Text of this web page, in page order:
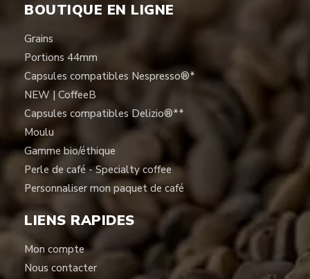
BOUTIQUE EN LIGNE
Grains
Portions 44mm
Capsules compatibles Nespresso®*
NEW | CoffeeB
Capsules compatibles Delizio®**
Moulu
Gamme bio/éthique
Perle de café - Specialty coffee
Personnaliser mon paquet de café
LIENS RAPIDES
Mon compte
Nous contacter